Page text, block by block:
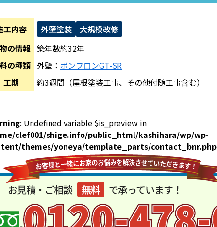
工内容 外壁塗装
大規模改修
の情報 築年数約32年
の種類 外壁： ボンフロンGT-SR
工期
約3週間（屋根塗装工事、その他付随工事含む）
: Undefined variable $is_preview in
clef001/shige.info/public_html/kashihara/wp/wp-
themes/yoneya/template_parts/contact_bnr.php